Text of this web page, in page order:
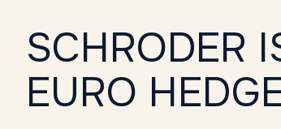
SCHRODER
EURO